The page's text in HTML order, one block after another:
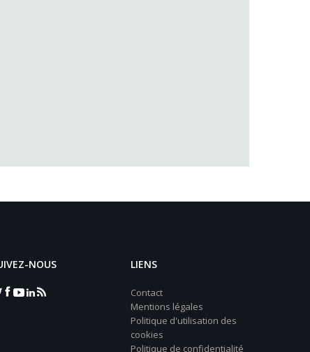
NOUS LIENS
Contact
Mentions légales
Politique d'utilisation des
cookies
Politique de confidentialité